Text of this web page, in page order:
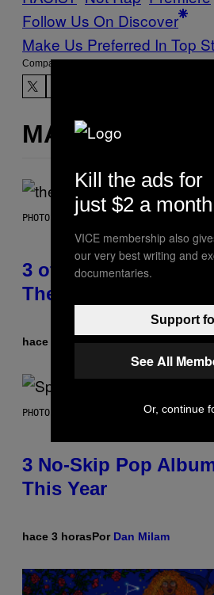
Follow Us On Discover
Make Us Preferred In Top
Compartir:
MÁS DE LO
PHOTO BY JAMIE MCCARTHY/WIREIMAGE
3 of the Best Alt-
Theme Songs of the
hace 34 minutosPorDan Milam
PHOTO BY TIM RONEY/GETTY IMAGES
3 No-Skip Pop
This Year
hace 3 horasPor Dan Milam
Kill the ads for
just $2 a month
VICE membership also
our very best writing and
documentaries.
Support
See All
Or, continue